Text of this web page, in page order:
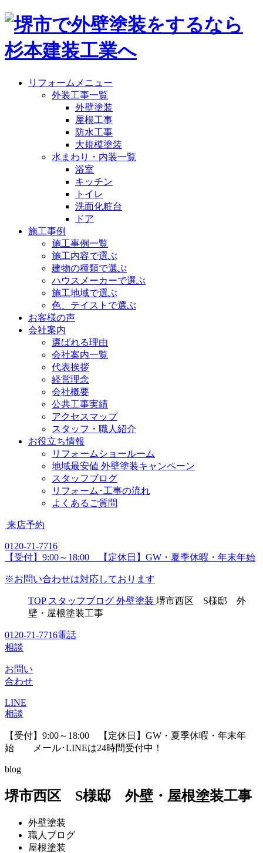
リフォームメニュー
外装工事一覧
外壁塗装
屋根工事
防水工事
大規模塗装
水まわり・内装一覧
浴室
キッチン
トイレ
洗面化粧台
ドア
施工事例
施工事例一覧
施工内容で選ぶ
建物の種類で選ぶ
ハウスメーカーで選ぶ
施工地域で選ぶ
色、テイストで選ぶ
お客様の声
会社案内
選ばれる理由
会社案内一覧
代表挨拶
経営理念
会社概要
公共工事実績
アクセスマップ
スタッフ・職人紹介
お役立ち情報
リフォームショールーム
地域最安値 外壁塗装キャンペーン
スタッフブログ
リフォーム･工事の流れ
よくあるご質問
来店予約
0120-71-7716
【受付】9:00～18:00 【定休日】GW・夏季休暇・年末年始
※お問い合わせは対応しております
TOP スタッフブログ 外壁塗装 堺市西区 S様邸 外
壁・屋根塗装工事
0120-71-7716電話
相談
お問い
合わせ
LINE
相談
【受付】9:00～18:00 【定休日】GW・夏季休暇・年末年
始 メール･LINEは24時間受付中！
blog
堺市西区 S様邸 外壁・屋根塗装工事
外壁塗装
職人ブログ
屋根塗装